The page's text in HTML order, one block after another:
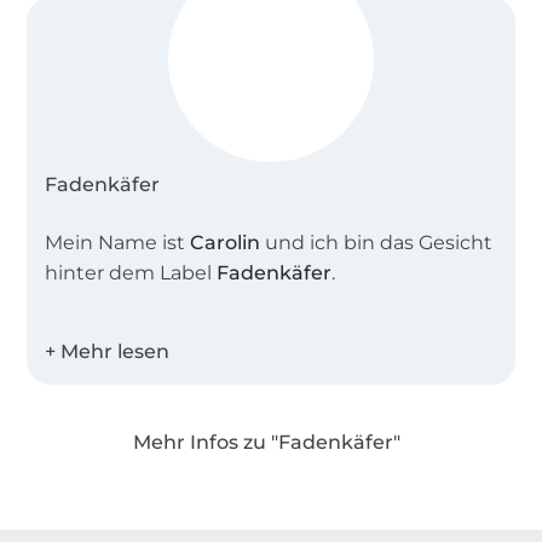
Fadenkäfer
Mein Name istCarolin und ich bin das Gesicht
hinter dem Label Fadenkäfer.
entwerfe ich tolle alltagstaugliche
Alle Schnitte werden intensiv und in allen
Mehr Infos zu "Fadenkäfer"